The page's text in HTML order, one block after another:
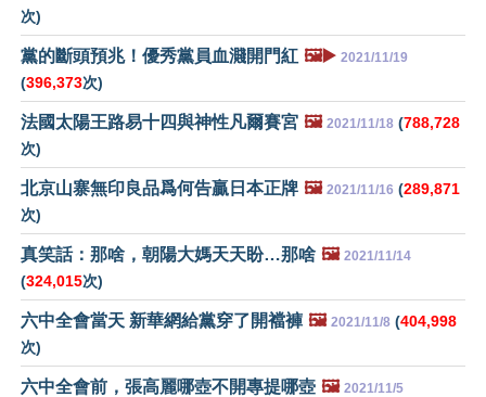
次)
黨的斷頭預兆！優秀黨員血濺開門紅 🖼️▶️ 2021/11/19
(396,373次)
法國太陽王路易十四與神性凡爾賽宮 🖼️ 2021/11/18 (788,728
次)
北京山寨無印良品爲何告贏日本正牌 🖼️ 2021/11/16 (289,871
次)
真笑話：那啥，朝陽大媽天天盼…那啥 🖼️ 2021/11/14
(324,015次)
六中全會當天 新華網給黨穿了開襠褲 🖼️ 2021/11/8 (404,998
次)
六中全會前，張高麗哪壺不開專提哪壺 🖼️ 2021/11/5